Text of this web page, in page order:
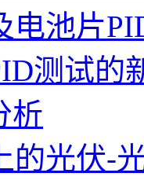
电池片
测试的
析
的光伏-